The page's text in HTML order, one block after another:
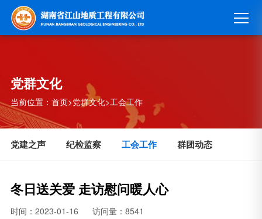
党群文化
当前位置： 首页>党群文化>工会工作
党建之声 纪检监察 工会工作 群团动态
冬日送关爱 走访慰问暖人心
时间：2023-01-16 访问量：8541